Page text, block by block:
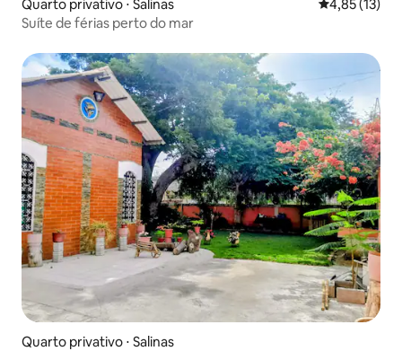
Quarto privativo ⋅ Salinas 4,85 de uma
4,85 (13)
Suíte de férias perto do mar
Quarto privativo ⋅ Salinas